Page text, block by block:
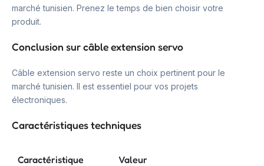
marché tunisien. Prenez le temps de bien choisir votre
produit.
Conclusion sur câble extension servo
Câble extension servo reste un choix pertinent pour le
marché tunisien. Il est essentiel pour vos projets
électroniques.
Caractéristiques techniques
Caractéristique Valeur